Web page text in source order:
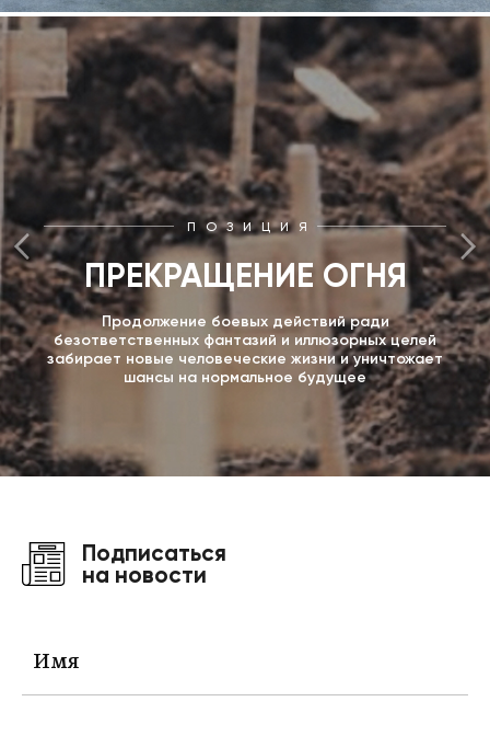
ПОЗИЦИЯ
ПРЕКРАЩЕНИЕ ОГНЯ
Продолжение боевых действий ради
безответственных фантазий и иллюзорных целей
забирает новые человеческие жизни и уничтожает
шансы на нормальное будущее
Подписаться
на новости